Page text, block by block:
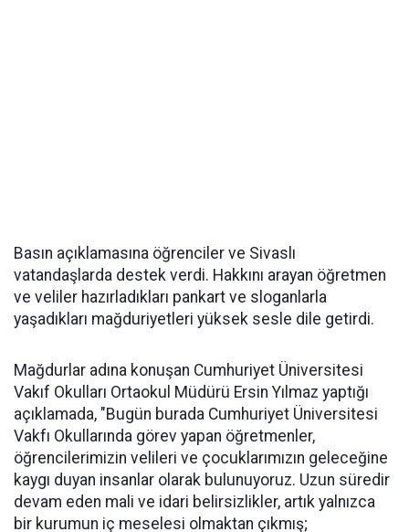
Basın açıklamasına öğrenciler ve Sivaslı
vatandaşlarda destek verdi. Hakkını arayan öğretmen
ve veliler hazırladıkları pankart ve sloganlarla
yaşadıkları mağduriyetleri yüksek sesle dile getirdi.
Mağdurlar adına konuşan Cumhuriyet Üniversitesi
Vakıf Okulları Ortaokul Müdürü Ersin Yılmaz yaptığı
açıklamada, "Bugün burada Cumhuriyet Üniversitesi
Vakfı Okullarında görev yapan öğretmenler,
öğrencilerimizin velileri ve çocuklarımızın geleceğine
kaygı duyan insanlar olarak bulunuyoruz. Uzun süredir
devam eden mali ve idari belirsizlikler, artık yalnızca
bir kurumun iç meselesi olmaktan çıkmış;